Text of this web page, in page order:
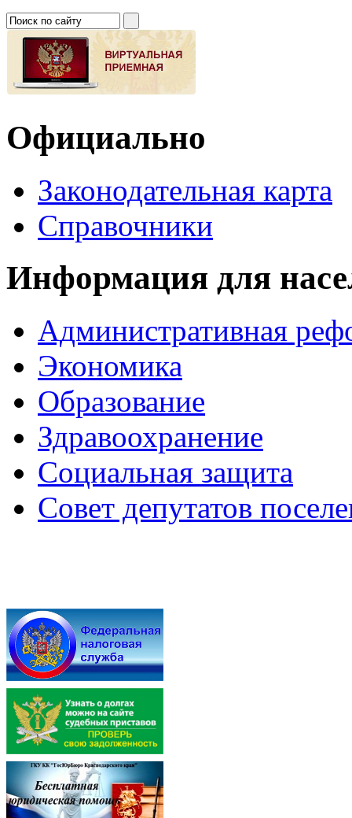
Официально
Законодательная карта
Справочники
Информация для
Административная
Экономика
Образование
Здравоохранение
Социальная защита
Совет депутатов